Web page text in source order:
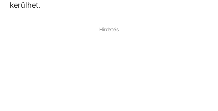
kerülhet.
Hirdetés